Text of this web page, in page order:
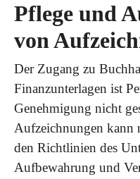
Pflege und
von
Der Zugang zu
Finanzunterlagen ist
Genehmigung nicht
Aufzeichnungen kann
den Richtlinien des
Aufbewahrung und